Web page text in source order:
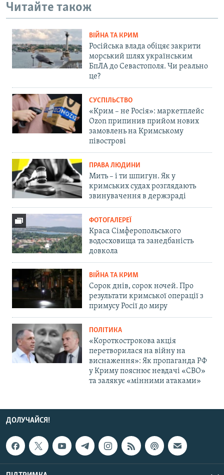
Читайте також
ВІЙНА ТА КРИМ
Російська влада обіцяє закрити
морський шлях українським
БпЛА до Севастополя. Чи реально
це?
СУСПІЛЬСТВО
«Крим – не Росія»: маркетплейс
Ozon припинив прийом нових
замовлень на Кримському
півострові
ПРАВА ЛЮДИНИ
Мить – і ти шпигун. Як у
кримських судах розглядають
звинувачення в держзраді
ФОТОГАЛЕРЕЇ
Краса Сімферопольського
водосховища та занедбаність
довкола
ВІЙНА ТА КРИМ
Сорок днів, сорок ночей. Про
результати кримської операції з
примусу Росії до миру
ПОЛІТИКА
«Короткострокова акція
перетворилася на війну на
виснаження»: Як пропаганда РФ
у Криму пояснює невдачі «СВО»
та залякує «мінними атаками»
ДОЛУЧАЙСЯ!